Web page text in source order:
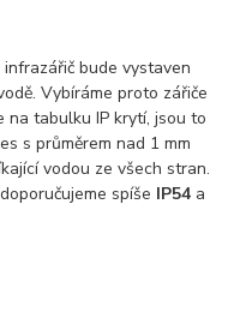
bude vystaven
Vybíráme proto zářiče
na tabulku IP krytí, jsou to
s průměrem nad 1 mm
vodou ze všech stran.
spíše IP54 a